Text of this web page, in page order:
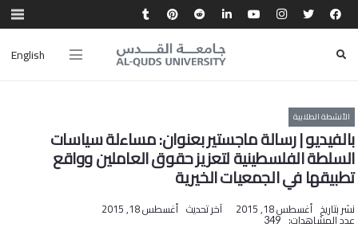
English
الأنشطة الطلابية
بالفيديو | رسالة ماجستير ‎بعنوان: مساءلة سياسات
السلطة الفلسطينية لتعزيز حقوق العاملين وواقع
تطبيقها في الجمعيات الخيرية‎‎
نشر بتاريخ أغسطس 18, 2015 آخر تحديث أغسطس 18, 2015
عدد المشاهدات: 349